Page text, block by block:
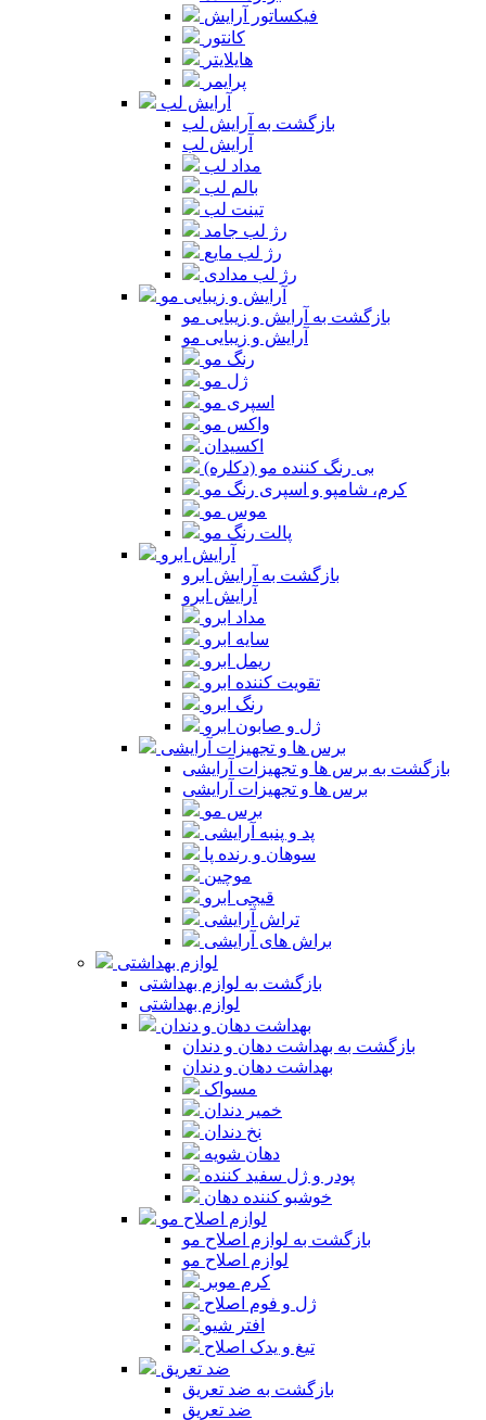
فیکساتور آرایش
کانتور
هایلایتر
پرایمر
آرایش لب
بازگشت به آرایش لب
آرایش لب
مداد لب
بالم لب
تینت لب
رژ لب جامد
رژ لب مایع
رژ لب مدادی
آرایش و زیبایی مو
بازگشت به آرایش و زیبایی مو
آرایش و زیبایی مو
رنگ مو
ژل مو
اسپری مو
واکس مو
اکسیدان
بی رنگ کننده مو (دکلره)
کرم، شامپو و اسپری رنگ مو
موس مو
پالت رنگ مو
آرایش ابرو
بازگشت به آرایش ابرو
آرایش ابرو
مداد ابرو
سایه ابرو
ریمل ابرو
تقویت کننده ابرو
رنگ ابرو
ژل و صابون ابرو
برس ها و تجهیزات آرایشی
بازگشت به برس ها و تجهیزات آرایشی
برس ها و تجهیزات آرایشی
برس مو
پد و پنبه آرایشی
سوهان و رنده پا
موچین
قیچی ابرو
تراش آرایشی
براش های آرایشی
لوازم بهداشتی
بازگشت به لوازم بهداشتی
لوازم بهداشتی
بهداشت دهان و دندان
بازگشت به بهداشت دهان و دندان
بهداشت دهان و دندان
مسواک
خمیر دندان
نخ دندان
دهان شویه
پودر و ژل سفید کننده
خوشبو کننده دهان
لوازم اصلاح مو
بازگشت به لوازم اصلاح مو
لوازم اصلاح مو
کرم موبر
ژل و فوم اصلاح
افتر شیو
تیغ و یدک اصلاح
ضد تعریق
بازگشت به ضد تعریق
ضد تعریق